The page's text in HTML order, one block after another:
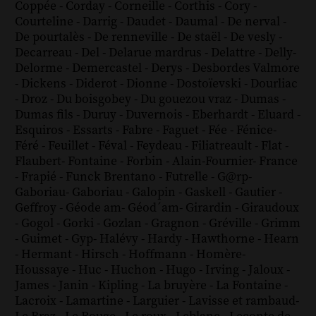
Coppée - Corday - Corneille - Corthis - Cory -
Courteline - Darrig - Daudet - Daumal - De nerval -
De pourtalès - De renneville - De staël - De vesly -
Decarreau - Del - Delarue mardrus - Delattre - Delly-
Delorme - Demercastel - Derys - Desbordes Valmore
- Dickens - Diderot - Dionne - Dostoïevski - Dourliac
- Droz - Du boisgobey - Du gouezou vraz - Dumas -
Dumas fils - Duruy - Duvernois - Eberhardt - Eluard -
Esquiros - Essarts - Fabre - Faguet - Fée - Fénice-
Féré - Feuillet - Féval - Feydeau - Filiatreault - Flat -
Flaubert- Fontaine - Forbin - Alain-Fournier- France
- Frapié - Funck Brentano - Futrelle - G@rp-
Gaboriau- Gaboriau - Galopin - Gaskell - Gautier -
Geffroy - Géode am- Géod´am- Girardin - Giraudoux
- Gogol - Gorki - Gozlan - Gragnon - Gréville - Grimm
- Guimet - Gyp- Halévy - Hardy - Hawthorne - Hearn
- Hermant - Hirsch - Hoffmann - Homère-
Houssaye - Huc - Huchon - Hugo - Irving - Jaloux -
James - Janin - Kipling - La bruyère - La Fontaine -
Lacroix - Lamartine - Larguier - Lavisse et rambaud-